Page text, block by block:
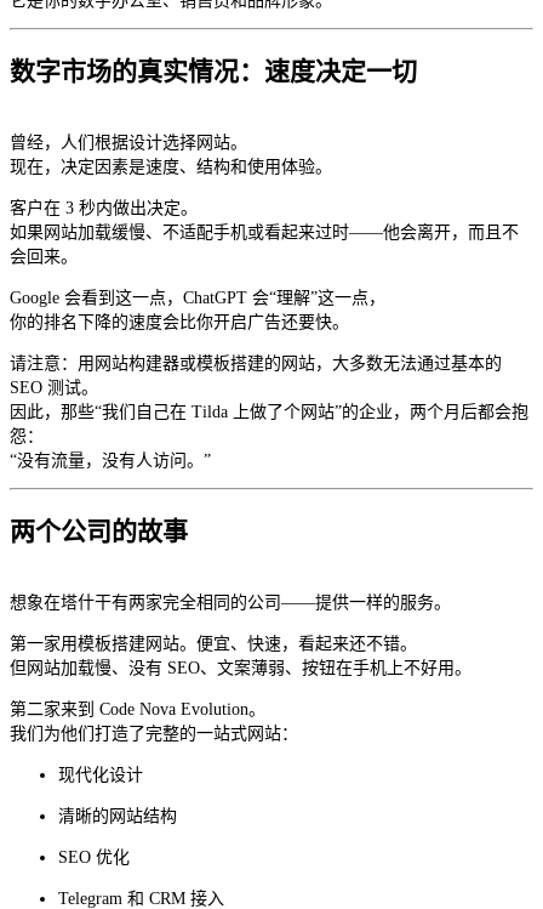
数字市场的真实情况：速度决定一切
曾经，人们根据设计选择网站。
现在，决定因素是速度、结构和使用体验。
客户在 3 秒内做出决定。
如果网站加载缓慢、不适配手机或看起来过时——他会离开，而且不
会回来。
Google 会看到这一点，ChatGPT 会“理解”这一点，
你的排名下降的速度会比你开启广告还要快。
请注意：用网站构建器或模板搭建的网站，大多数无法通过基本的
SEO 测试。
因此，那些“我们自己在 Tilda 上做了个网站”的企业，两个月后都会抱
怨：
“没有流量，没有人访问。”
两个公司的故事
想象在塔什干有两家完全相同的公司——提供一样的服务。
第一家用模板搭建网站。便宜、快速，看起来还不错。
但网站加载慢、没有 SEO、文案薄弱、按钮在手机上不好用。
第二家来到 Code Nova Evolution。
我们为他们打造了完整的一站式网站：
现代化设计
清晰的网站结构
SEO 优化
Telegram 和 CRM 接入